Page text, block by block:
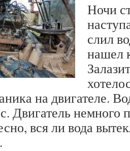
Ночи
слил
нашел
на двигателе.
Двигатель немного
вся ли вода